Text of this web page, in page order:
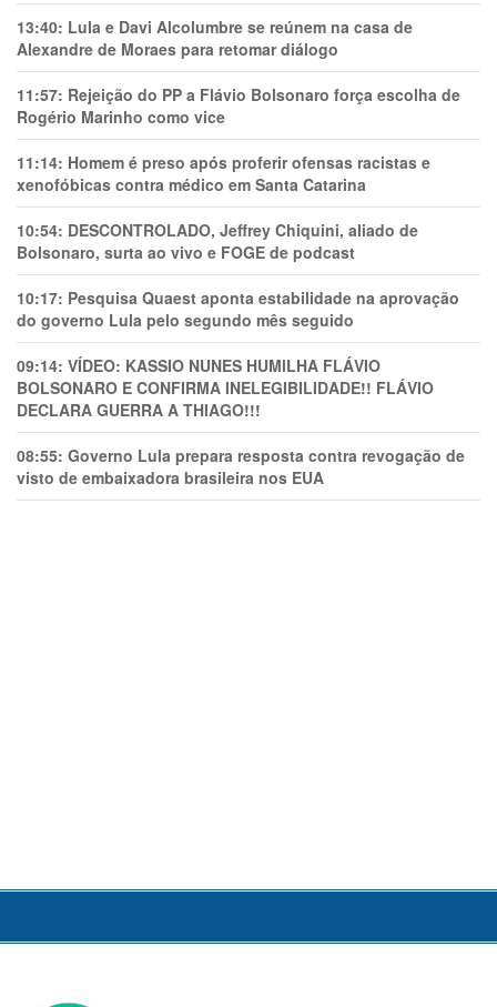
13:40: Lula e Davi Alcolumbre se reúnem na casa de
Alexandre de Moraes para retomar diálogo
11:57: Rejeição do PP a Flávio Bolsonaro força escolha de
Rogério Marinho como vice
11:14: Homem é preso após proferir ofensas racistas e
xenofóbicas contra médico em Santa Catarina
10:54: DESCONTROLADO, Jeffrey Chiquini, aliado de
Bolsonaro, surta ao vivo e FOGE de podcast
10:17: Pesquisa Quaest aponta estabilidade na aprovação
do governo Lula pelo segundo mês seguido
09:14: VÍDEO: KASSIO NUNES HUMlLHA FLÁVIO
BOLSONARO E CONFIRMA INELEGIBILIDADE!! FLÁVIO
DECLARA GUERRA A THIAGO!!!
08:55: Governo Lula prepara resposta contra revogação de
visto de embaixadora brasileira nos EUA